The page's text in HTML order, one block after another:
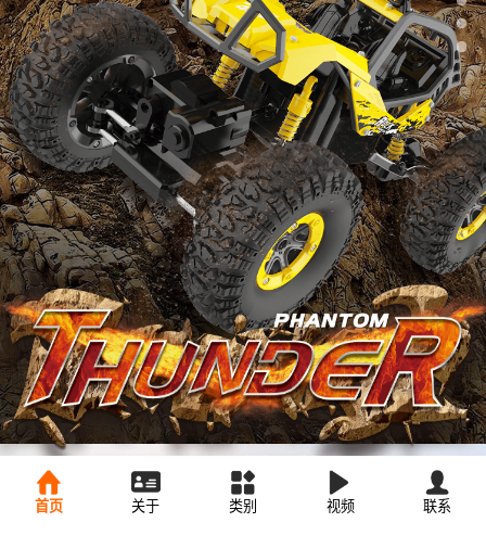
首页 关于 类别 视频 联系